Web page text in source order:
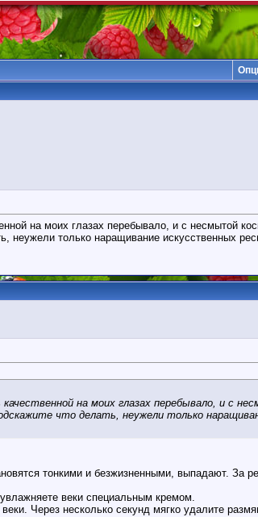
на моих глазах перебывало, и с несмытой
неужели только наращивание искусственных
на моих глазах перебывало, и с
что делать, неужели только
тонкими и безжизненными, выпадают. За
веки специальным кремом.
Через несколько секунд мягко удалите